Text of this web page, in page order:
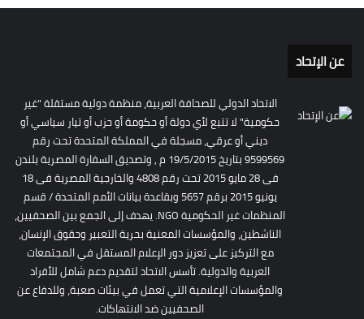
عن الإتحاد
الاتحاد الدولي للصحافة العربية، منظمة دولية مستقلة "غير
حكومية" لا تتبع لأي دولة أو حكومة أو حزب أو تيار سياسي أو
ديني أو عرقي، مسجلة في المملكة المتحدة تحت رقم
9599569 بتاريخ 19/5/2015 م , وتصديق السفارة المصرية بلندن
فى 28 مايو 2015 تحت رقم 4808 والخارجية المصرية فى 18
يونيو 2015 برقم 5657 وبقاعدة بيانات الأمم المتحدة / قسم
المنظمات غير الحكومية NGO. يهدف إلى الجمع بين الصحفيين،
الناشطين، والمؤسسات المعنية بحرية التعبير وحقوق الإنسان،
مع التركيز على تعزيز دور الإعلام المستقل في المجتمعات
العربية والدولية. تأسس الاتحاد لتقديم دعم شامل للأفراد
والمؤسسات الإعلامية التي تعمل في بيئات صعبة، وللدفاع عن
الصحفيين ضد الانتهاكات.